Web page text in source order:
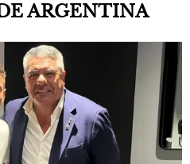
ARGENTINA